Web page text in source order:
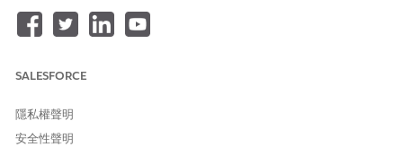
計,包括純文字需求、螢幕快照和詳細的 PDF 規格。您也可以提供
的 FlexCard 骨架、建立資料來源對應,並在模擬環境內產生預覽。
若要使用 Omnistudio MCP,請完成下列工作。
SALESFORCE
隱私權聲明
安全性聲明